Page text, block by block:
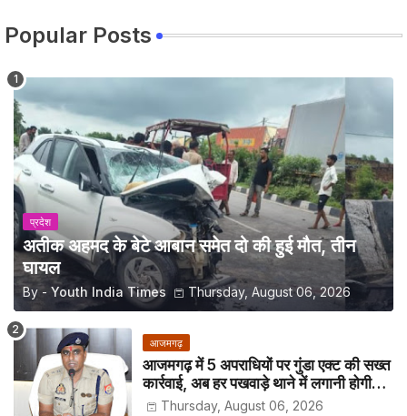
Popular Posts
प्रदेश
अतीक अहमद के बेटे आबान समेत दो की हुई मौत, तीन
घायल
By - Youth India Times Thursday, August 06, 2026
आजमगढ़
आजमगढ़ में 5 अपराधियों पर गुंडा एक्ट की सख्त
कार्रवाई, अब हर पखवाड़े थाने में लगानी होगी
हाजिरीThursday, August 06, 2026